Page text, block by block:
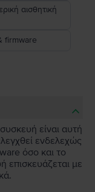
αισθητική
firmware
είναι αυτή
ενδελεχώς
όσο και το
επισκευάζεται με